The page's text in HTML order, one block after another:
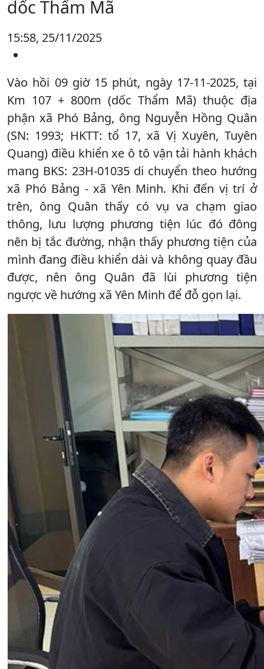
dốc Thẩm Mã
15:58, 25/11/2025
Vào hồi 09 giờ 15 phút, ngày 17-11-2025, tại
Km 107 + 800m (dốc Thẩm Mã) thuộc địa
phận xã Phó Bảng, ông Nguyễn Hồng Quân
(SN: 1993; HKTT: tổ 17, xã Vị Xuyên, Tuyên
Quang) điều khiển xe ô tô vận tải hành khách
mang BKS: 23H-01035 di chuyển theo hướng
xã Phó Bảng - xã Yên Minh. Khi đến vị trí ở
trên, ông Quân thấy có vụ va chạm giao
thông, lưu lượng phương tiện lúc đó đông
nên bị tắc đường, nhận thấy phương tiện của
mình đang điều khiển dài và không quay đầu
được, nên ông Quân đã lùi phương tiện
ngược về hướng xã Yên Minh để đỗ gọn lại.